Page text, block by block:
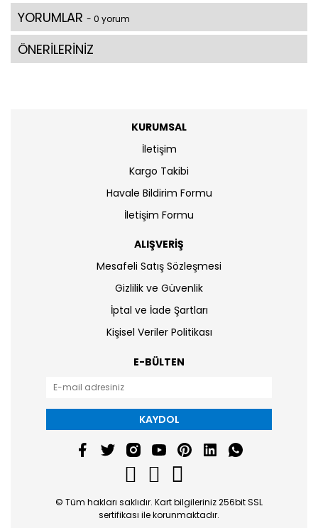
YORUMLAR - 0 yorum
ÖNERİLERİNİZ
KURUMSAL
İletişim
Kargo Takibi
Havale Bildirim Formu
İletişim Formu
ALIŞVERİŞ
Mesafeli Satış Sözleşmesi
Gizlilik ve Güvenlik
İptal ve İade Şartları
Kişisel Veriler Politikası
E-BÜLTEN
KAYDOL
© Tüm hakları saklıdır. Kart bilgileriniz 256bit SSL
sertifikası ile korunmaktadır.